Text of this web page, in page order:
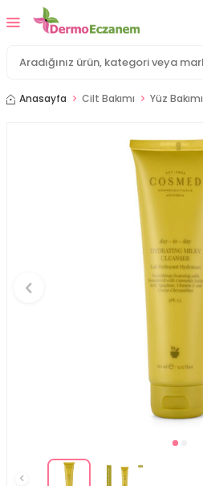
Anasayfa Cilt Bakımı Yüz Bakımı